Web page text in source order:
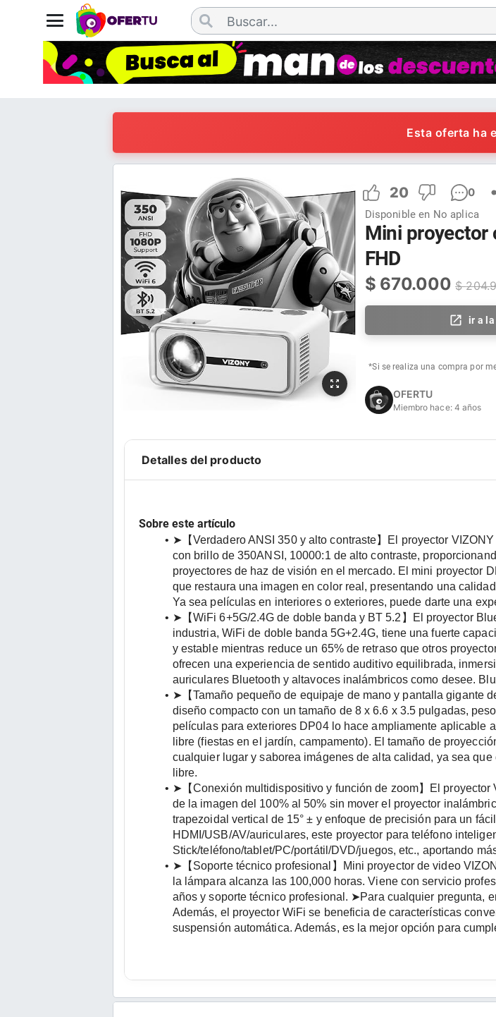
Esta oferta ha
20 0
Disponible en No aplica
Mini proyector
FHD
$ 670.000 $
ir a
*Si se realiza una compra por
OFERTU
Miembro hace: 4 años
Detalles del producto
Sobre este artículo
➤【Verdadero ANSI 350 y alto contraste】El proyector
con brillo de 350ANSI, 10000:1 de alto contraste,
proyectores de haz de visión en el mercado. El mini proyector
que restaura una imagen en color real, presentando una
Ya sea películas en interiores o exteriores, puede darte una
➤【WiFi 6+5G/2.4G de doble banda y BT 5.2】El proyector
industria, WiFi de doble banda 5G+2.4G, tiene una fuerte
y estable mientras reduce un 65% de retraso que otros
ofrecen una experiencia de sentido auditivo equilibrada,
auriculares Bluetooth y altavoces inalámbricos como desee.
➤【Tamaño pequeño de equipaje de mano y pantalla gigante
diseño compacto con un tamaño de 8 x 6.6 x 3.5 pulgadas,
películas para exteriores DP04 lo hace ampliamente aplicable
libre (fiestas en el jardín, campamento). El tamaño de
cualquier lugar y saborea imágenes de alta calidad, ya sea
libre.
➤【Conexión multidispositivo y función de zoom】El
de la imagen del 100% al 50% sin mover el proyector
trapezoidal vertical de 15° ± y enfoque de precisión para un
HDMI/USB/AV/auriculares, este proyector para teléfono
Stick/teléfono/tablet/PC/portátil/DVD/juegos, etc., aportando
➤【Soporte técnico profesional】Mini proyector de video
la lámpara alcanza las 100,000 horas. Viene con servicio
años y soporte técnico profesional. ➤Para cualquier pregunta,
Además, el proyector WiFi se beneficia de características
suspensión automática. Además, es la mejor opción para